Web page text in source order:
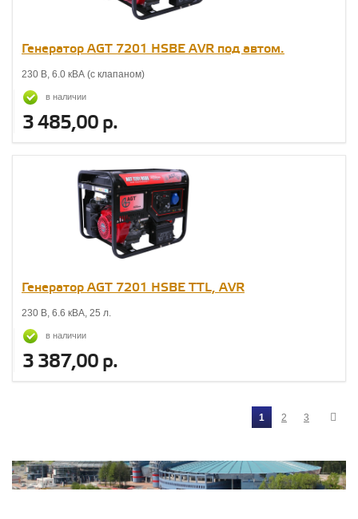
Генератор AGT 7201 НSBE AVR под автом.
230 В, 6.0 кВА (с клапаном)
в наличии
3 485,00 р.
Генератор AGT 7201 НSBE TTL, AVR
230 В, 6.6 кВА, 25 л.
в наличии
3 387,00 р.
1 2 3